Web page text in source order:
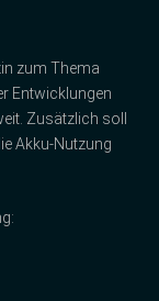
zum Thema
Entwicklungen
Zusätzlich soll
Akku-Nutzung